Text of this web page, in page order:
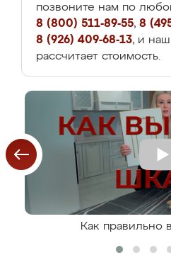
позвоните нам по
8 (800) 511-89-55, 8
8 (926) 409-68-13, и
рассчитает стоимость.
Как правильно